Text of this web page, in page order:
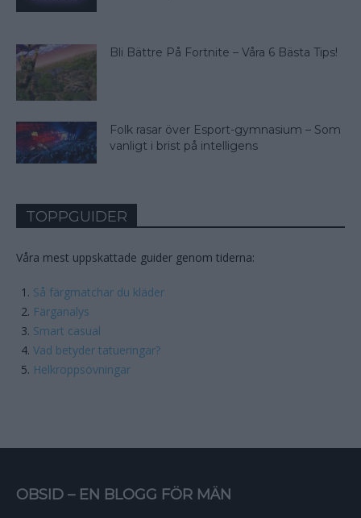
Bli Bättre På Fortnite – Våra 6 Bästa Tips!
Folk rasar över Esport-gymnasium – Som
vanligt i brist på intelligens
TOPPGUIDER
Våra mest uppskattade guider genom tiderna:
Så färgmatchar du kläder
Färganalys
Smart casual
Vad betyder tatueringar?
Helkroppsövningar
OBSID – EN BLOGG FÖR MÄN